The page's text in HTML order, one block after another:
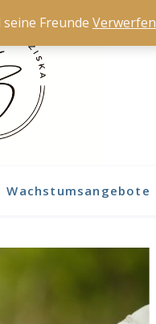
Wachstumsangebote
Freunde Verwerfen